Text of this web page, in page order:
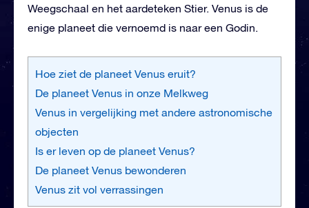
Weegschaal en het aardeteken Stier. Venus is de
enige planeet die vernoemd is naar een Godin.
Hoe ziet de planeet Venus eruit?
De planeet Venus in onze Melkweg
Venus in vergelijking met andere astronomische
objecten
Is er leven op de planeet Venus?
De planeet Venus bewonderen
Venus zit vol verrassingen